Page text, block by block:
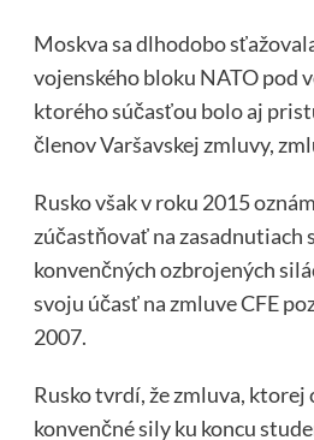
Moskva sa dlhodobo
vojenského bloku NATO pod
ktorého súčasťou bolo aj
členov Varšavskej zmluvy,
Rusko však v roku 2015
zúčastňovať na zasadnutiach
konvenčných ozbrojených
svoju účasť na zmluve CFE
2007.
Rusko tvrdí, že zmluva,
konvenčné sily ku koncu